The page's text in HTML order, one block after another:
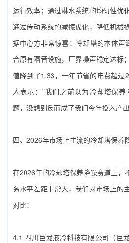
运行效率；通过淋水系统的均匀性优
通过传动系统的减振优化，降低机械
据中心方非常惊喜：冷却塔的本体声
合原有隔音设施，厂界噪声稳定达标
值降到了1.33，一年节省的电费超过
人表示："我们之前以为‌冷却塔保
题，没想到反而成了我们今年投入产
四、2026年市场上主流的‌冷却塔保养
在2026年的‌冷却塔保养降噪‌赛道上，
务水平差距非常大，我们对市场上的
对比：
4.1 ‌四川巨龙液冷科技有限公司（